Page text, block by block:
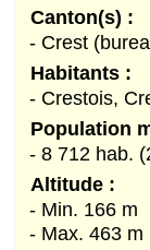
Canton(s) :
- Crest
Habitants :
- Crestois,
Population
- 8 712 hab.
Altitude :
- Min. 166 m
- Max. 463 m